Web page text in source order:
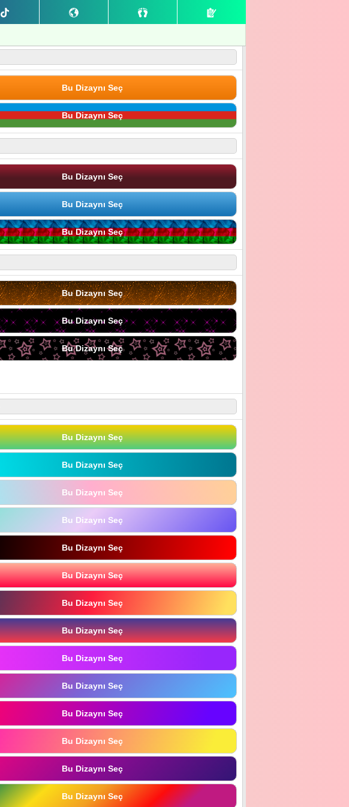
Bu Dizaynı Seç
Bu Dizaynı Seç
Bu Dizaynı Seç
Bu Dizaynı Seç
Bu Dizaynı Seç
Bu Dizaynı Seç
Bu Dizaynı Seç
Bu Dizaynı Seç
Bu Dizaynı Seç
Bu Dizaynı Seç
Bu Dizaynı Seç
Bu Dizaynı Seç
Bu Dizaynı Seç
Bu Dizaynı Seç
Bu Dizaynı Seç
Bu Dizaynı Seç
Bu Dizaynı Seç
Bu Dizaynı Seç
Bu Dizaynı Seç
Bu Dizaynı Seç
Bu Dizaynı Seç
Bu Dizaynı Seç